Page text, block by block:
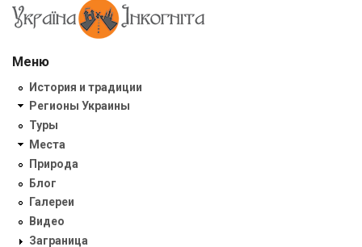
Меню
История и традиции
Регионы Украины
Туры
Места
Природа
Блог
Галереи
Видео
Заграница